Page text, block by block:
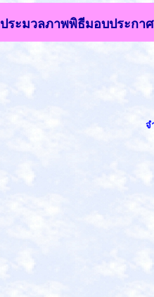
ประมวลภาพพิธีมอบประกา
จ